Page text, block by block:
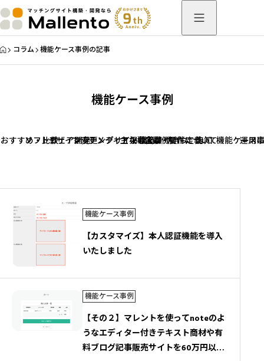
HOME
コラム 機能ケース事例の記事
機能ケース事例
おすすめ・比較
ソフトウェア開発
デザイン変更マッチングサイト構築ノウハウ
メディア掲載実績
主な導入事例企画・要件定義
制作について
告知 機能ケース
運用
機能ケース事例
【カスタマイズ】本人認証機能を導入
いたしました
機能ケース事例
【その２】マレントを使ってnoteのよ
うなエディター付きテキスト商材や有
料ブログ記事販売サイトを60万円以内